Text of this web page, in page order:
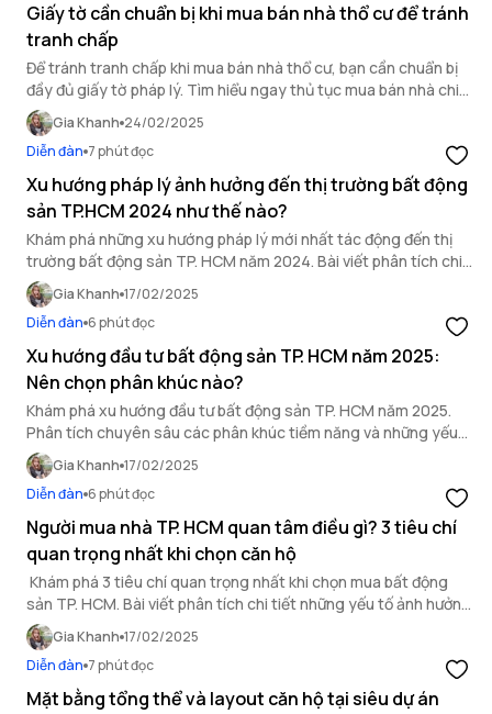
Giấy tờ cần chuẩn bị khi mua bán nhà thổ cư để tránh
tranh chấp
Để tránh tranh chấp khi mua bán nhà thổ cư, bạn cần chuẩn bị
đầy đủ giấy tờ pháp lý. Tìm hiểu ngay thủ tục mua bán nhà chi
tiết để giao dịch an toàn, hợp pháp.
Gia Khanh 24/02/2025
Diễn đàn 7 phút đọc
Xu hướng pháp lý ảnh hưởng đến thị trường bất động
sản TP.HCM 2024 như thế nào?
Khám phá những xu hướng pháp lý mới nhất tác động đến thị
trường bất động sản TP. HCM năm 2024. Bài viết phân tích chi
tiết các quy định pháp luật quan trọng ảnh hưởng đến đầu tư
bất động sản TP.HCM.
Gia Khanh 17/02/2025
Diễn đàn 6 phút đọc
Xu hướng đầu tư bất động sản TP. HCM năm 2025:
Nên chọn phân khúc nào?
Khám phá xu hướng đầu tư bất động sản TP. HCM năm 2025.
Phân tích chuyên sâu các phân khúc tiềm năng và những yếu
tố tác động đến thị trường.
Gia Khanh 17/02/2025
Diễn đàn 6 phút đọc
Người mua nhà TP. HCM quan tâm điều gì? 3 tiêu chí
quan trọng nhất khi chọn căn hộ
Khám phá 3 tiêu chí quan trọng nhất khi chọn mua bất động
sản TP. HCM. Bài viết phân tích chi tiết những yếu tố ảnh hưởng
đến quyết định của người mua nhà.
Gia Khanh 17/02/2025
Diễn đàn 7 phút đọc
Mặt bằng tổng thể và layout căn hộ tại siêu dự án